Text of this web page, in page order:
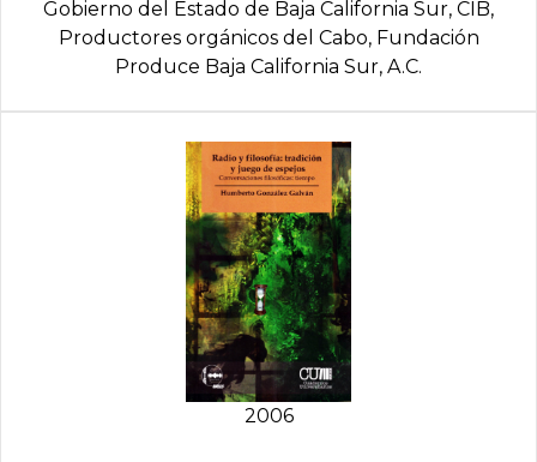
Gobierno del Estado de Baja California Sur, CIB,
Productores orgánicos del Cabo, Fundación
Produce Baja California Sur, A.C.
2006